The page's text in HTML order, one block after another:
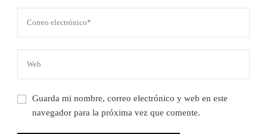
Guarda mi nombre, correo electrónico y web en este
navegador para la próxima vez que comente.